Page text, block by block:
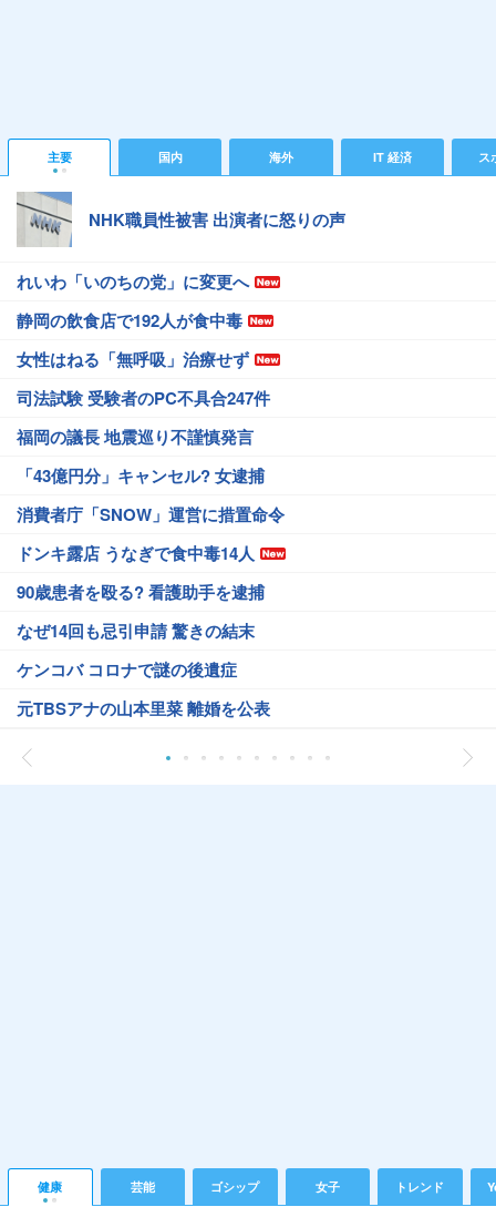
主要 国内 海外 IT 経済 ス
NHK職員性被害 出演者に怒りの声
れいわ「いのちの党」に変更へ
静岡の飲食店で192人が食中毒
女性はねる「無呼吸」治療せず
司法試験 受験者のPC不具合247件
福岡の議長 地震巡り不謹慎発言
「43億円分」キャンセル? 女逮捕
消費者庁「SNOW」運営に措置命令
ドンキ露店 うなぎで食中毒14人
90歳患者を殴る? 看護助手を逮捕
なぜ14回も忌引申請 驚きの結末
ケンコバ コロナで謎の後遺症
元TBSアナの山本里菜 離婚を公表
健康 芸能 ゴシップ 女子 トレンド